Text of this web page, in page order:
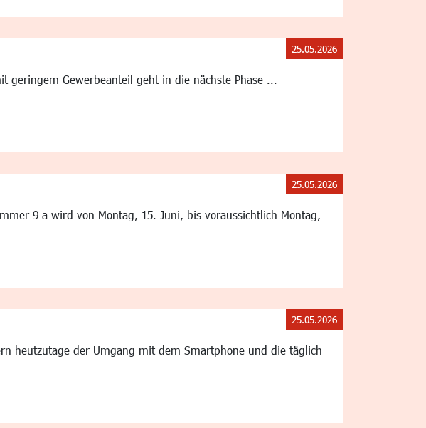
geringem Gewerbeanteil geht in die nächste Phase ...
25.05.2026
9 a wird von Montag, 15. Juni, bis voraussichtlich Montag,
25.05.2026
heutzutage der Umgang mit dem Smartphone und die täglich
25.05.2026